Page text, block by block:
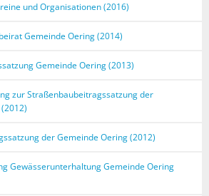
und Organisationen (2016)
Gemeinde Oering (2014)
Gemeinde Oering (2013)
zur Straßenbaubeitragssatzung der
der Gemeinde Oering (2012)
Gewässerunterhaltung Gemeinde Oering